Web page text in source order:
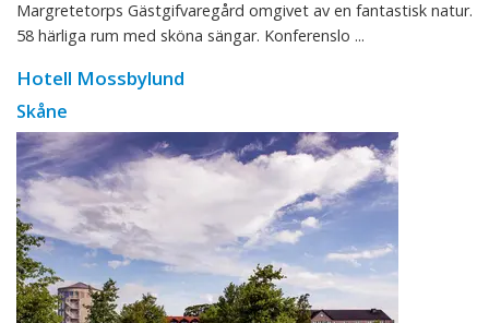
Margretetorps Gästgifvaregård omgivet av en fantastisk natur.
58 härliga rum med sköna sängar. Konferenslo ...
Hotell Mossbylund
Skåne